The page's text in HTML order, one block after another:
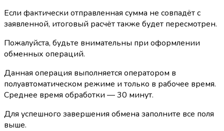
Если фактически отправленная сумма не совпадёт с
заявленной, итоговый расчёт также будет пересмотрен.
Пожалуйста, будьте внимательны при оформлении
обменных операций.
Данная операция выполняется оператором в
полуавтоматическом режиме и только в рабочее время.
Среднее время обработки — 30 минут.
Для успешного завершения обмена заполните все поля
выше.